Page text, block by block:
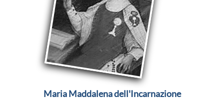
Maria Maddalena dell'Incarnazione